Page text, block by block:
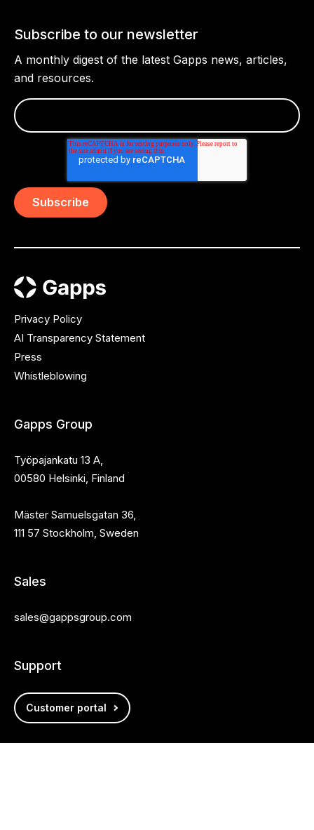
Subscribe to our newsletter
A monthly digest of the latest Gapps news, articles,
and resources.
Privacy Policy
AI Transparency Statement
Press
Whistleblowing
Gapps Group
Työpajankatu 13 A,
00580 Helsinki, Finland
Mäster Samuelsgatan 36,
111 57 Stockholm, Sweden
Sales
sales@gappsgroup.com
Support
Customer portal